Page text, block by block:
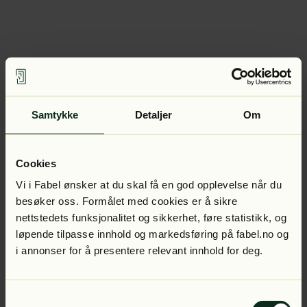
Samtykke Detaljer Om
Cookies
Vi i Fabel ønsker at du skal få en god opplevelse når du
besøker oss. Formålet med cookies er å sikre
nettstedets funksjonalitet og sikkerhet, føre statistikk, og
løpende tilpasse innhold og markedsføring på fabel.no og
i annonser for å presentere relevant innhold for deg.